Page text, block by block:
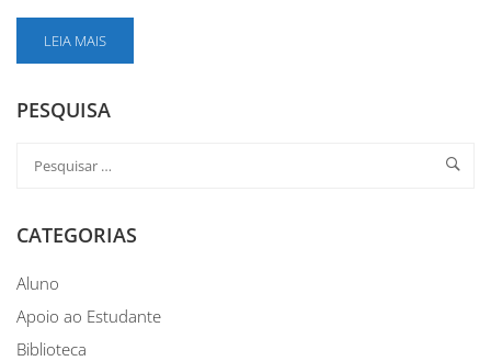
LEIA MAIS
PESQUISA
CATEGORIAS
Aluno
Apoio ao Estudante
Biblioteca